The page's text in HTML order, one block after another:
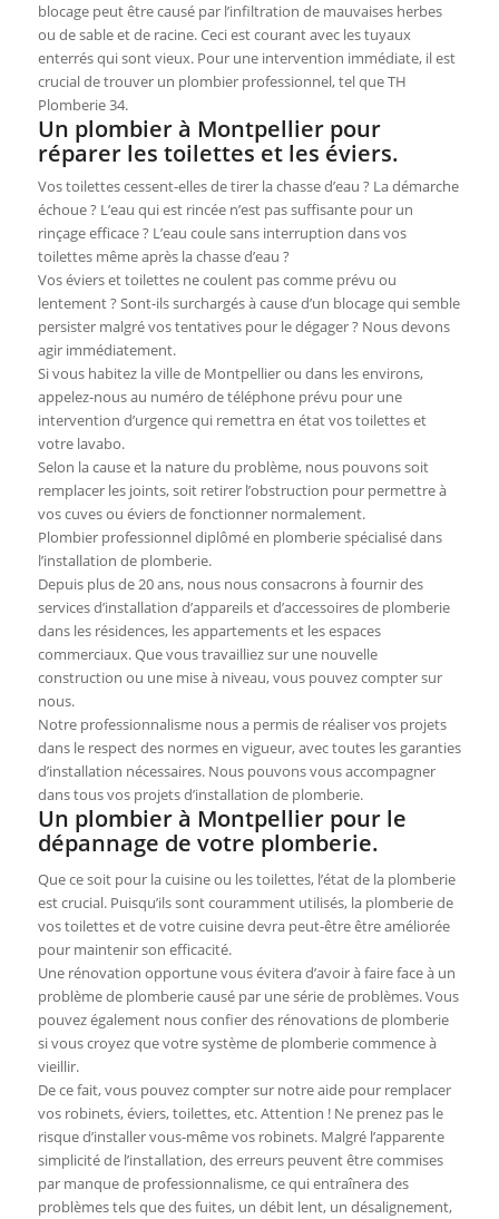
blocage peut être causé par l’infiltration de mauvaises herbes
ou de sable et de racine. Ceci est courant avec les tuyaux
enterrés qui sont vieux. Pour une intervention immédiate, il est
crucial de trouver un plombier professionnel, tel que TH
Plomberie 34.
Un plombier à Montpellier pour
réparer les toilettes et les éviers.
Vos toilettes cessent-elles de tirer la chasse d’eau ? La démarche
échoue ? L’eau qui est rincée n’est pas suffisante pour un
rinçage efficace ? L’eau coule sans interruption dans vos
toilettes même après la chasse d’eau ?
Vos éviers et toilettes ne coulent pas comme prévu ou
lentement ? Sont-ils surchargés à cause d’un blocage qui semble
persister malgré vos tentatives pour le dégager ? Nous devons
agir immédiatement.
Si vous habitez la ville de Montpellier ou dans les environs,
appelez-nous au numéro de téléphone prévu pour une
intervention d’urgence qui remettra en état vos toilettes et
votre lavabo.
Selon la cause et la nature du problème, nous pouvons soit
remplacer les joints, soit retirer l’obstruction pour permettre à
vos cuves ou éviers de fonctionner normalement.
Plombier professionnel diplômé en plomberie spécialisé dans
l’installation de plomberie.
Depuis plus de 20 ans, nous nous consacrons à fournir des
services d’installation d’appareils et d’accessoires de plomberie
dans les résidences, les appartements et les espaces
commerciaux. Que vous travailliez sur une nouvelle
construction ou une mise à niveau, vous pouvez compter sur
nous.
Notre professionnalisme nous a permis de réaliser vos projets
dans le respect des normes en vigueur, avec toutes les garanties
d’installation nécessaires. Nous pouvons vous accompagner
dans tous vos projets d’installation de plomberie.
Un plombier à Montpellier pour le
dépannage de votre plomberie.
Que ce soit pour la cuisine ou les toilettes, l’état de la plomberie
est crucial. Puisqu’ils sont couramment utilisés, la plomberie de
vos toilettes et de votre cuisine devra peut-être être améliorée
pour maintenir son efficacité.
Une rénovation opportune vous évitera d’avoir à faire face à un
problème de plomberie causé par une série de problèmes. Vous
pouvez également nous confier des rénovations de plomberie
si vous croyez que votre système de plomberie commence à
vieillir.
De ce fait, vous pouvez compter sur notre aide pour remplacer
vos robinets, éviers, toilettes, etc. Attention ! Ne prenez pas le
risque d’installer vous-même vos robinets. Malgré l’apparente
simplicité de l’installation, des erreurs peuvent être commises
par manque de professionnalisme, ce qui entraînera des
problèmes tels que des fuites, un débit lent, un désalignement,